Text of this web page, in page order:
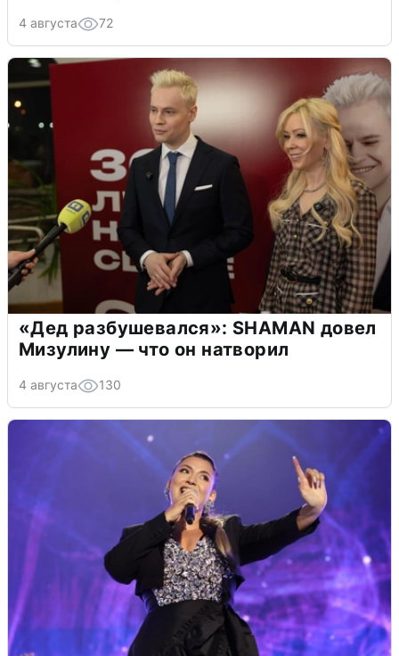
4 августа 72
«Дед разбушевался»: SHAMAN довел
Мизулину — что он натворил
4 августа 130